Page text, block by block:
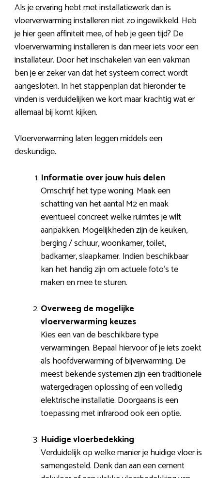
Als je ervaring hebt met installatiewerk dan is
vloerverwarming installeren niet zo ingewikkeld. Heb
je hier geen affiniteit mee, of heb je geen tijd? De
vloerverwarming installeren is dan meer iets voor een
installateur. Door het inschakelen van een vakman
ben je er zeker van dat het systeem correct wordt
aangesloten. In het stappenplan dat hieronder te
vinden is verduidelijken we kort maar krachtig wat er
allemaal bij komt kijken.
Vloerverwarming laten leggen middels een
deskundige.
Informatie over jouw huis delen
Omschrijf het type woning. Maak een
schatting van het aantal M2 en maak
eventueel concreet welke ruimtes je wilt
aanpakken. Mogelijkheden zijn de keuken,
berging / schuur, woonkamer, toilet,
badkamer, slaapkamer. Indien beschikbaar
kan het handig zijn om actuele foto’s te
maken en mee te sturen.
Overweeg de mogelijke
vloerverwarming keuzes
Kies een van de beschikbare type
verwarmingen. Bepaal hiervoor of je iets zoekt
als hoofdverwarming of bijverwarming. De
meest bekende systemen zijn een traditionele
watergedragen oplossing of een volledig
elektrische installatie. Doorgaans is een
toepassing met infrarood ook een optie.
Huidige vloerbedekking
Verduidelijk op welke manier je huidige vloer is
samengesteld. Denk dan aan een cement